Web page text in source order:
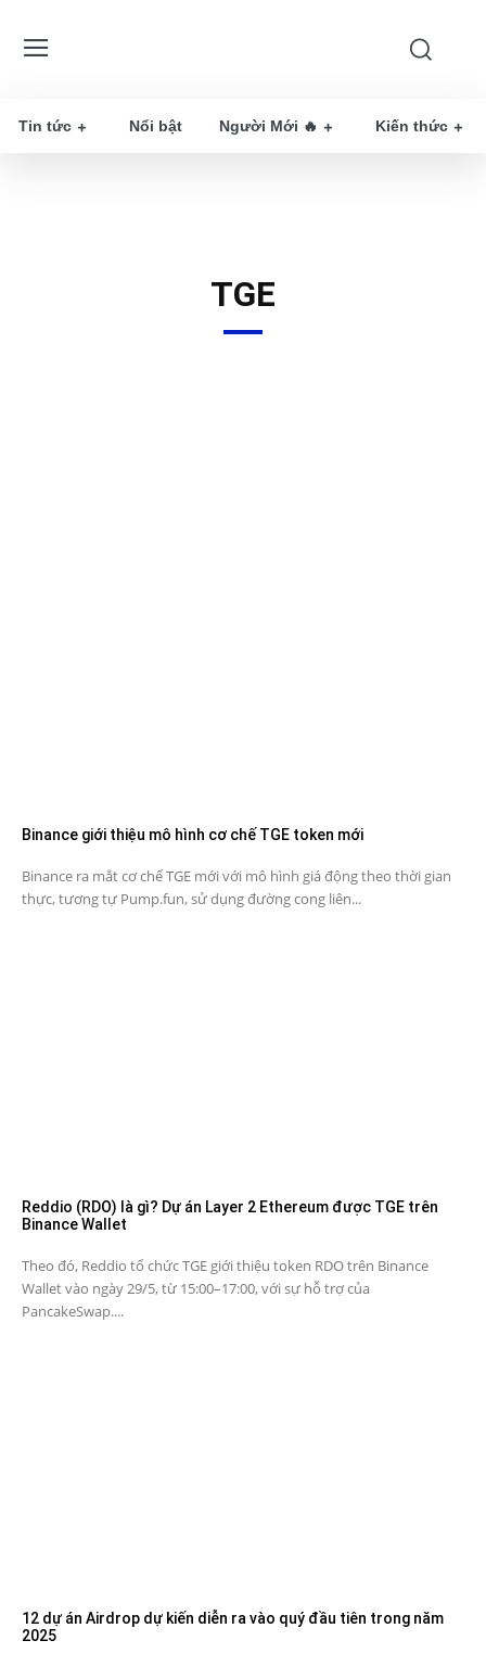
Tin tức Nổi bật Người Mới 🔥 Kiến thức
TGE
Binance giới thiệu mô hình cơ chế TGE token mới
Binance ra mắt cơ chế TGE mới với mô hình giá động theo thời gian
thực, tương tự Pump.fun, sử dụng đường cong liên...
Reddio (RDO) là gì? Dự án Layer 2 Ethereum được TGE trên
Binance Wallet
Theo đó, Reddio tổ chức TGE giới thiệu token RDO trên Binance
Wallet vào ngày 29/5, từ 15:00–17:00, với sự hỗ trợ của
PancakeSwap....
12 dự án Airdrop dự kiến diễn ra vào quý đầu tiên trong năm
2025